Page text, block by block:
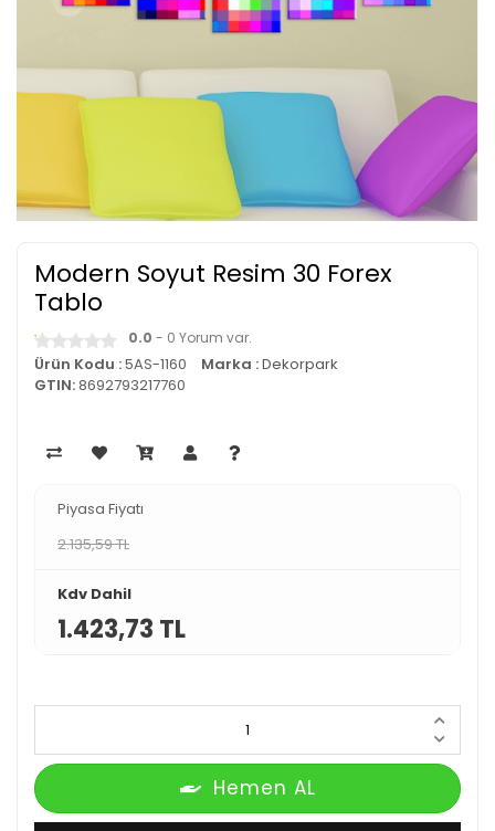
Modern Soyut Resim 30 Forex
Tablo
0.0 - 0 Yorum var.
Ürün Kodu :5AS-1160 Marka :Dekorpark
GTIN:8692793217760
Piyasa Fiyatı
2.135,59 TL
Kdv Dahil
1.423,73 TL
Hemen AL